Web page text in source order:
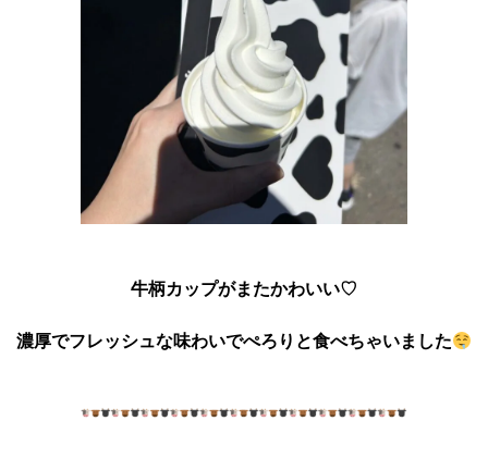
牛柄カップがまたかわいい♡
濃厚でフレッシュな味わいでぺろりと食べちゃいました